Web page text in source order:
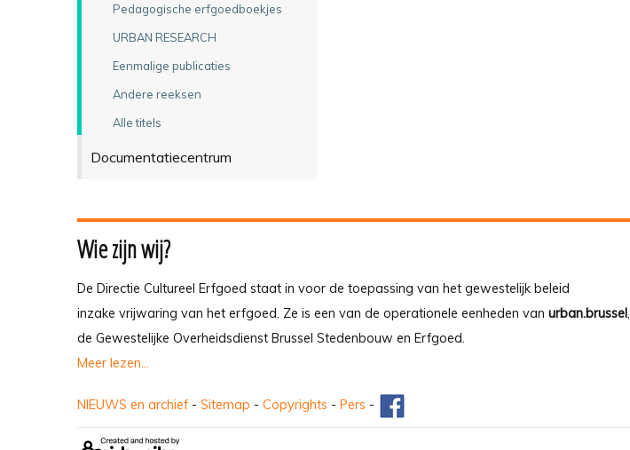
Pedagogische erfgoedboekjes
URBAN RESEARCH
Eenmalige publicaties
Andere reeksen
Alle titels
Documentatiecentrum
Wie zijn wij?
De Directie Cultureel Erfgoed staat in voor de toepassing van het gewestelijk beleid
inzake vrijwaring van het erfgoed. Ze is een van de operationele eenheden van urban.brussel,
de Gewestelijke Overheidsdienst Brussel Stedenbouw en Erfgoed.
Meer lezen...
NIEUWS en archief - Sitemap - Copyrights - Pers -